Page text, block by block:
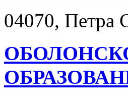
04070, Петра